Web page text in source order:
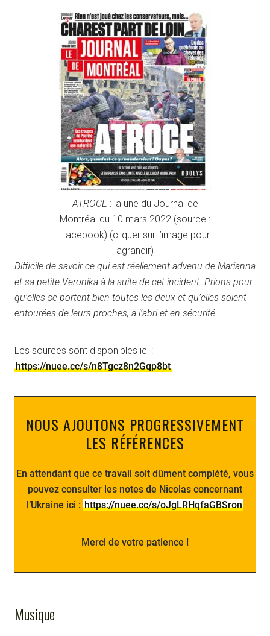
ATROCE: la une du Journal de
Montréal du 10 mars 2022 (source :
Facebook) (cliquer sur l’image pour
agrandir)
Difficile de savoir ce qui est réellement advenu de Marianna
et sa petite Veronika à la suite de cet incident. Prions pour
qu’elles se portent bien toutes les deux et qu’elles soient
entourées de leurs proches, à l’abri et en sécurité.
Les sources sont disponibles ici :
https://nuee.cc/s/n8Tgcz8n2Gqp8bt
NOUS AJOUTONS PROGRESSIVEMENT
LES RÉFÉRENCES
En attendant que ce travail soit dûment complété, vous
pouvez consulter les notes de Nicolas concernant
l’Ukraine ici : https://nuee.cc/s/oJgLRHqfaGBSron
Merci de votre patience !
Musique